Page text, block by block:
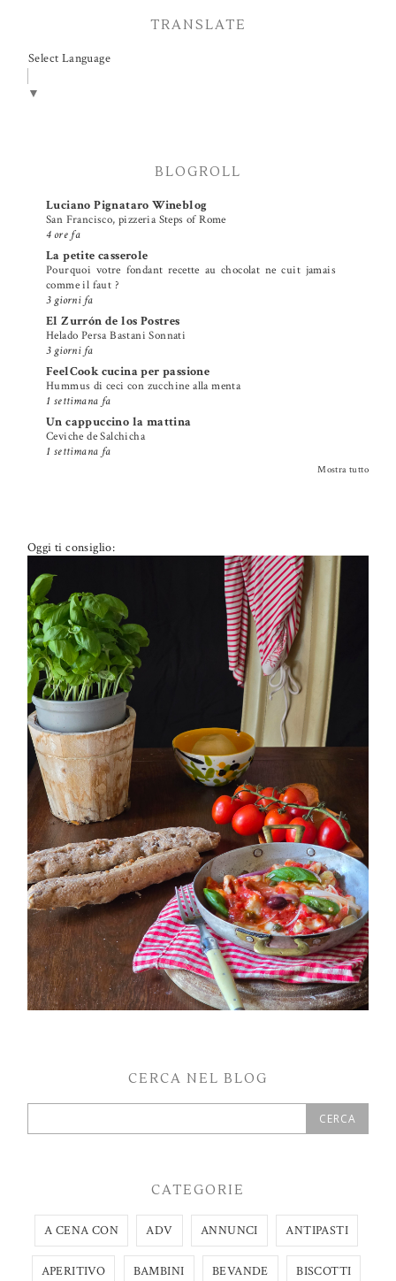
TRANSLATE
Select Language
▼
BLOGROLL
Luciano Pignataro Wineblog
San Francisco, pizzeria Steps of Rome
4 ore fa
La petite casserole
Pourquoi votre fondant recette au chocolat ne cuit jamais
comme il faut ?
3 giorni fa
El Zurrón de los Postres
Helado Persa Bastani Sonnati
3 giorni fa
FeelCook cucina per passione
Hummus di ceci con zucchine alla menta
1 settimana fa
Un cappuccino la mattina
Ceviche de Salchicha
1 settimana fa
Mostra tutto
Oggi ti consiglio:
PETTI DI POLLO ALLA PIZZAIOLA
CERCA NEL BLOG
CATEGORIE
A CENA CON ADV ANNUNCI ANTIPASTI
APERITIVO BAMBINI BEVANDE BISCOTTI